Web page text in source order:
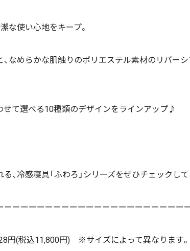
な使い心地をキープ。
、なめらかな肌触りのポリエステル素材のリバー
せて選べる10種類のデザインをラインアップ♪
、冷感寝具「ふわろ」シリーズをぜひチェックし
ーーーーーーーーーーーーーーーーーーーーー
円(税込11,800円) ※サイズによって異なります。